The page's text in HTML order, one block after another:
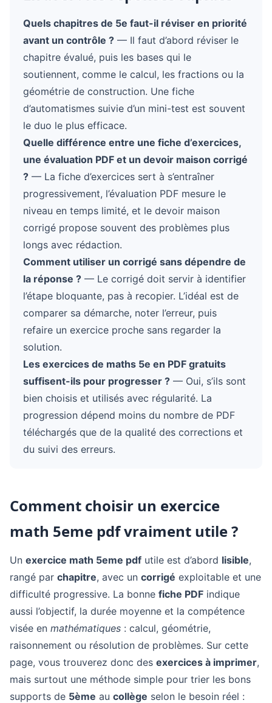
Quels chapitres de 5e faut-il réviser en priorité
avant un contrôle ? — Il faut d’abord réviser le
chapitre évalué, puis les bases qui le
soutiennent, comme le calcul, les fractions ou la
géométrie de construction. Une fiche
d’automatismes suivie d’un mini-test est souvent
le duo le plus efficace.
Quelle différence entre une fiche d’exercices,
une évaluation PDF et un devoir maison corrigé
? — La fiche d’exercices sert à s’entraîner
progressivement, l’évaluation PDF mesure le
niveau en temps limité, et le devoir maison
corrigé propose souvent des problèmes plus
longs avec rédaction.
Comment utiliser un corrigé sans dépendre de
la réponse ? — Le corrigé doit servir à identifier
l’étape bloquante, pas à recopier. L’idéal est de
comparer sa démarche, noter l’erreur, puis
refaire un exercice proche sans regarder la
solution.
Les exercices de maths 5e en PDF gratuits
suffisent-ils pour progresser ? — Oui, s’ils sont
bien choisis et utilisés avec régularité. La
progression dépend moins du nombre de PDF
téléchargés que de la qualité des corrections et
du suivi des erreurs.
Comment choisir un exercice
math 5eme pdf vraiment utile ?
Un exercice math 5eme pdf utile est d’abord lisible,
rangé par chapitre, avec un corrigé exploitable et une
difficulté progressive. La bonne fiche PDF indique
aussi l’objectif, la durée moyenne et la compétence
visée en mathématiques : calcul, géométrie,
raisonnement ou résolution de problèmes. Sur cette
page, vous trouverez donc des exercices à imprimer,
mais surtout une méthode simple pour trier les bons
supports de 5ème au collège selon le besoin réel :